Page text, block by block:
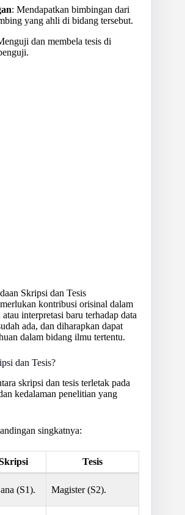
: Mendapatkan bimbingan dari
yang ahli di bidang tersebut.
dan membela tesis di
Skripsi dan Tesis
kontribusi orisinal dalam
interpretasi baru terhadap data
ada, dan diharapkan dapat
dalam bidang ilmu tertentu.
dan Tesis?
skripsi dan tesis terletak pada
kedalaman penelitian yang
singkatnya:
Tesis
(S1). Magister (S2).